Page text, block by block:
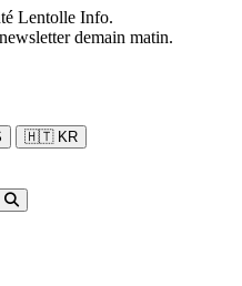
Lentolle Info.
demain matin.
🇭🇹 KR